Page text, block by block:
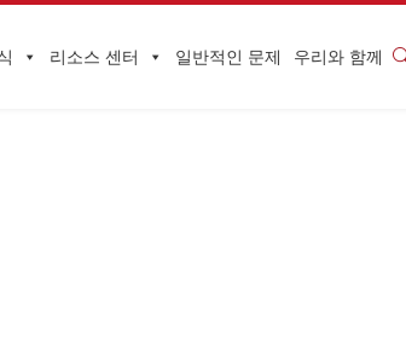
리소스 센터 일반적인 문제 우리와 함께